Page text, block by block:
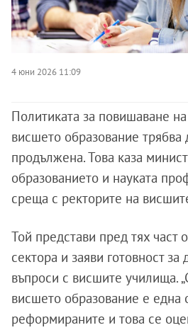
4 юни 2026 11:09
Политиката за повишаване
висшето образование трябва
продължена. Това каза
образованието и науката
среща с ректорите на
Той представи пред тях част
сектора и заяви готовност за
въпроси с висшите училища.
висшето образование е една
реформираните и това се